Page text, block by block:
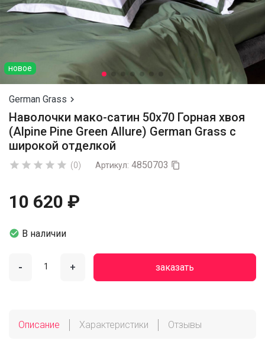
новое
German Grass 
Наволочки мако-сатин 50х70 Горная хвоя
(Alpine Pine Green Allure) German Grass с
широкой отделкой
     (0) Артикул: 4850703 
10 620 ₽
 В наличии
- + заказать
Описание Характеристики Отзывы